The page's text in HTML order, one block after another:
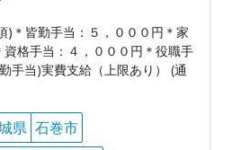
)＊皆勤手当：５，０００円＊家
格手当：４，０００円＊役職手
手当)実費支給（上限あり） (通
県 石巻市